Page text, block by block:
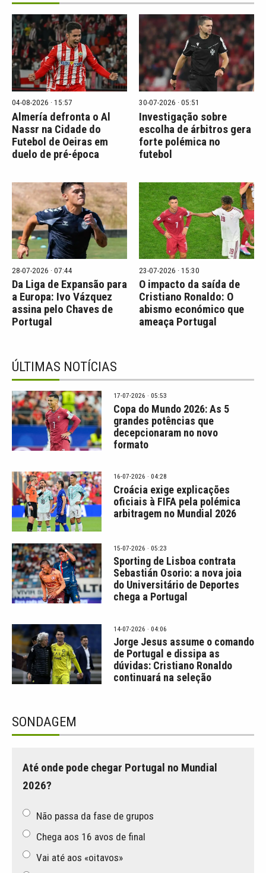
04-08-2026 · 15:57
Almería defronta o Al
Nassr na Cidade do
Futebol de Oeiras em
duelo de pré-época
30-07-2026 · 05:51
Investigação sobre
escolha de árbitros gera
forte polémica no
futebol
28-07-2026 · 07:44
Da Liga de Expansão para
a Europa: Ivo Vázquez
assina pelo Chaves de
Portugal
23-07-2026 · 15:30
O impacto da saída de
Cristiano Ronaldo: O
abismo económico que
ameaça Portugal
ÚLTIMAS NOTÍCIAS
17-07-2026 · 05:53
Copa do Mundo 2026: As 5
grandes potências que
decepcionaram no novo
formato
16-07-2026 · 04:28
Croácia exige explicações
oficiais à FIFA pela polémica
arbitragem no Mundial 2026
15-07-2026 · 05:23
Sporting de Lisboa contrata
Sebastián Osorio: a nova joia
do Universitário de Deportes
chega a Portugal
14-07-2026 · 04:06
Jorge Jesus assume o comando
de Portugal e dissipa as
dúvidas: Cristiano Ronaldo
continuará na seleção
SONDAGEM
Até onde pode chegar Portugal no Mundial
2026?
Não passa da fase de grupos
Chega aos 16 avos de final
Vai até aos «oitavos»